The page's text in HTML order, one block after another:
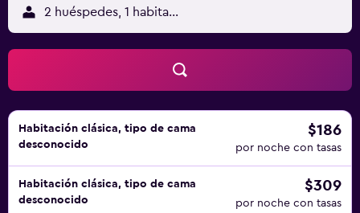
2 huéspedes, 1 habitación
Habitación clásica, tipo de cama
desconocido
$186
por noche con tasas
Habitación clásica, tipo de cama
desconocido
$309
por noche con tasas